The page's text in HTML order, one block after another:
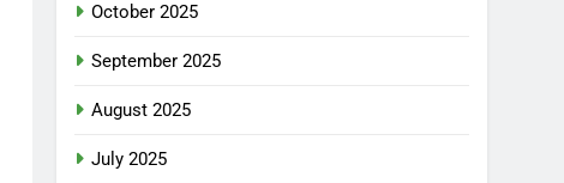
October 2025
September 2025
August 2025
July 2025